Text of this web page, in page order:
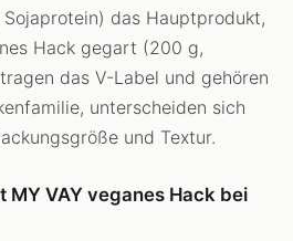
das Hauptprodukt,
Hack gegart (200 g,
das V-Label und gehören
unterscheiden sich
und Textur.
MY VAY veganes Hack bei